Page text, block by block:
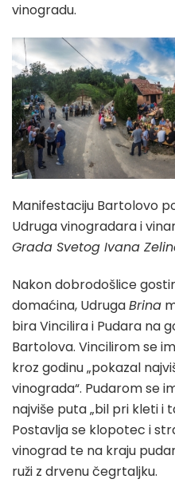
vinogradu.
Manifestaciju Bartolovo
Udruga vinogradara i
Grada Svetog Ivana
Nakon dobrodošlice
domaćina, UdrugaBrina
bira Vincilira i Pudara na
Bartolova. Vincilirom se
kroz godinu „pokazal
vinograda“. Pudarom se
najviše puta „bil pri kleti i
Postavlja se klopotec i
vinograd te na kraju
ruži z drvenu čegrtaljku.